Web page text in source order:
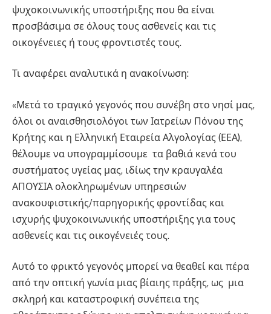
ψυχοκοινωνικής υποστήριξης που θα είναι
προσβάσιμα σε όλους τους ασθενείς και τις
οικογένειες ή τους φροντιστές τους.
Τι αναφέρει αναλυτικά η ανακοίνωση:
«Μετά το τραγικό γεγονός που συνέβη στο νησί μας,
όλοι οι αναισθησιολόγοι των Ιατρείων Πόνου της
Κρήτης και η Ελληνική Εταιρεία Αλγολογίας (ΕΕΑ),
θέλουμε να υπογραμμίσουμε τα βαθιά κενά του
συστήματος υγείας μας, ιδίως την κραυγαλέα
ΑΠΟΥΣΙΑ ολοκληρωμένων υπηρεσιών
ανακουφιστικής/παρηγορικής φροντίδας και
ισχυρής ψυχοκοινωνικής υποστήριξης για τους
ασθενείς και τις οικογένειές τους.
Αυτό το φρικτό γεγονός μπορεί να θεαθεί και πέρα
από την οπτική γωνία μιας βίαιης πράξης, ως μια
σκληρή και καταστροφική συνέπεια της